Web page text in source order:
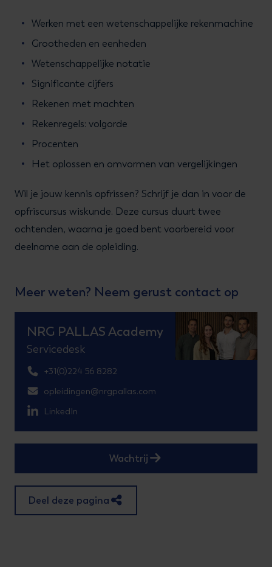
Werken met een wetenschappelijke rekenmachine
Grootheden en eenheden
Wetenschappelijke notatie
Significante cijfers
Rekenen met machten
Rekenregels: volgorde
Procenten
Het oplossen en omvormen van vergelijkingen
Wil je jouw kennis opfrissen? Schrijf je dan in voor de
opfriscursus wiskunde. Deze cursus duurt twee
ochtenden, waarna je goed bent voorbereid voor
deelname aan de opleiding.
Meer weten? Neem gerust contact op
NRG PALLAS Academy
Servicedesk
+31(0)224 56 8282
opleidingen@nrgpallas.com
LinkedIn
Wachtrij
Deel deze pagina